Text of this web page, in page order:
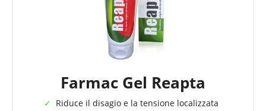
Farmac Gel Reapta
Riduce il disagio e la tensione localizzata